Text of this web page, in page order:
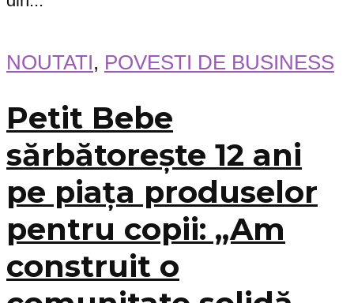
NOUTATI, POVESTI DE BUSINESS
Petit Bebe
sărbătorește 12 ani
pe piața produselor
pentru copii: „Am
construit o